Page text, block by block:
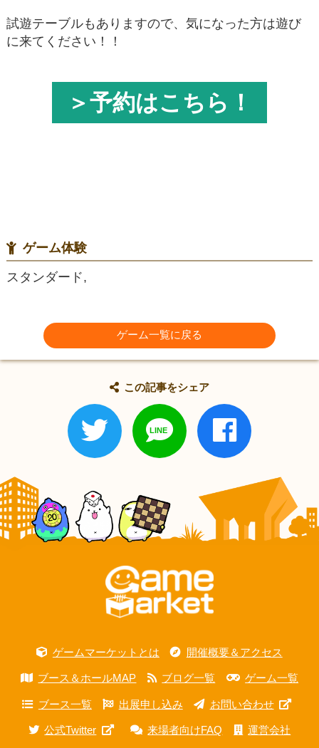
試遊テーブルもありますので、気になった方は遊び
に来てください！！
＞予約はこちら！
ゲーム体験
スタンダード,
ゲーム一覧に戻る
この記事をシェア
ゲームマーケットとは 開催概要＆アクセス
ブース＆ホールMAP ブログ一覧 ゲーム一覧
ブース一覧 出展申し込み お問い合わせ
公式Twitter 来場者向けFAQ 運営会社